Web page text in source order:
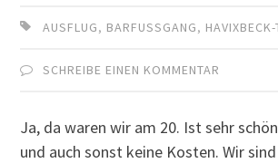
AUSFLUG, BARFUSSGANG ,
SCHREIBE EINEN KOMMENTAR
Ja, da waren wir am 20. Ist sehr
und auch sonst keine Kosten. Wir